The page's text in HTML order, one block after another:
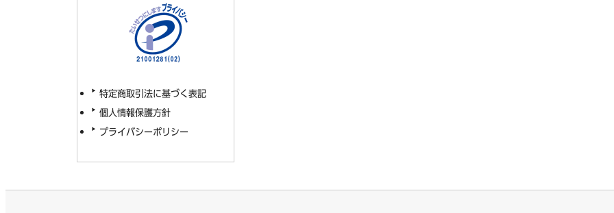
特定商取引法に基づく表記
個人情報保護方針
プライバシーポリシー